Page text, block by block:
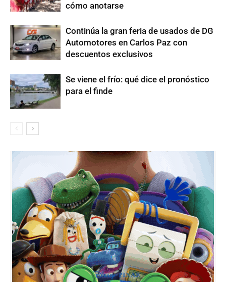
cómo anotarse
Continúa la gran feria de usados de DG
Automotores en Carlos Paz con
descuentos exclusivos
Se viene el frío: qué dice el pronóstico
para el finde